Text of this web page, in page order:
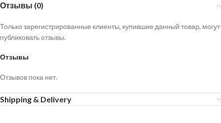
Отзывы (0)
Отзывы
Отзывов пока нет.
Только зарегистрированные клиенты, купившие данный товар, могут
публиковать отзывы.
Shipping & Delivery